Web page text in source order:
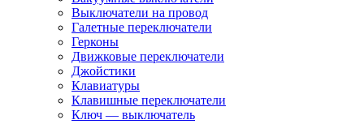
Выключатели на провод
Галетные переключатели
Герконы
Движковые переключатели
Джойстики
Клавиатуры
Клавишные переключатели
Ключ — выключатель